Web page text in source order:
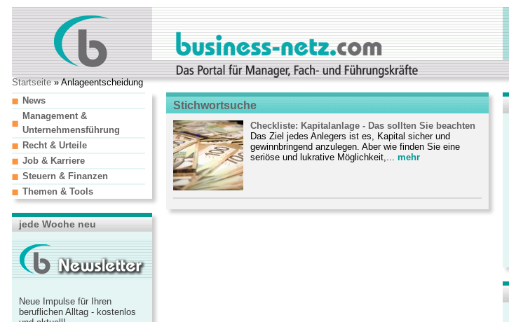
Startseite» Anlageentscheidung
Stichwortsuche
Checkliste: Kapitalanlage - Das sollten Sie beachten
Das Ziel jedes Anlegers ist es, Kapital sicher und
gewinnbringend anzulegen. Aber wie finden Sie eine
seriöse und lukrative Möglichkeit,...
mehr
News
Management &
Unternehmensführung
Recht & Urteile
Job & Karriere
Steuern & Finanzen
Themen & Tools
jede Woche neu
Neue Impulse für Ihren
beruflichen Alltag - kostenlos